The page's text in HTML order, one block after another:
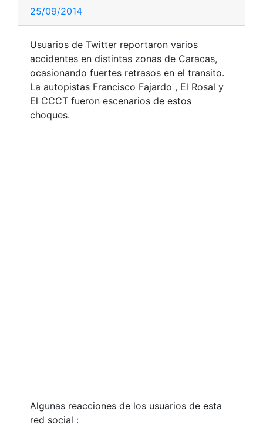
25/09/2014
Usuarios de Twitter reportaron varios
accidentes en distintas zonas de Caracas,
ocasionando fuertes retrasos en el transito.
La autopistas Francisco Fajardo , El Rosal y
El CCCT fueron escenarios de estos
choques.
Algunas reacciones de los usuarios de esta
red social :